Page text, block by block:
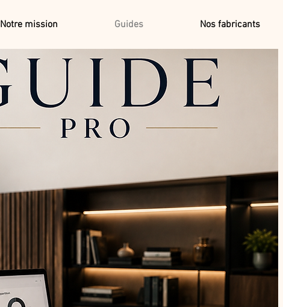
Notre mission Guides Nos fabricants